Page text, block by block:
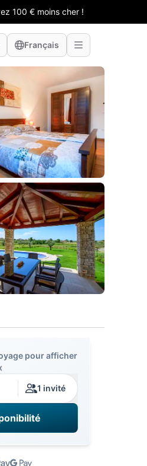
100 € moins cher !
Français
pour afficher
1 invité